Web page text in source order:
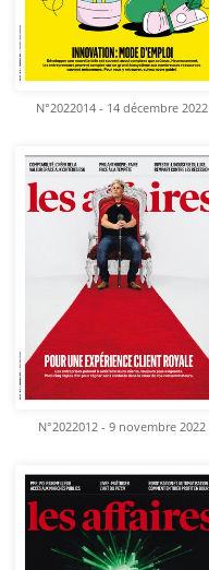
N°2022014 - 14 décembre 2022
N°2022012 - 9 novembre 2022